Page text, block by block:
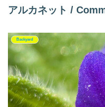
アルカネット /
Backyard